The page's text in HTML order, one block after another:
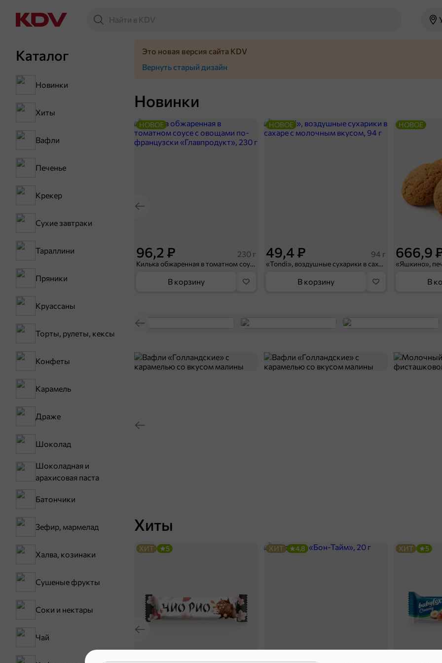
Каталог
Новинки
Хиты
Вафли
Печенье
Крекер
Сухие завтраки
Тараллини
Пряники
Круассаны
Торты, рулеты, кексы
Конфеты
Карамель
Драже
Шоколад
Шоколадная и
арахисовая паста
Батончики
Зефир, мармелад
Халва, козинаки
Сушеные фрукты
Соки и нектары
Чай
Новинки
96,2 ₽ 230 г
Килька обжаренная в томатном соусе с овощами по-французски «Главпродукт», 230 г
НОВОЕ
В корзину
49,4 ₽ 94 г
«Tondi», воздушные сухарики в сахаре с молочным вкусом, 94 г
НОВОЕ
В корзину
666,9
НОВОЕ
В
Хиты
ХИТ 5 ХИТ 4,8 ХИТ 5
Это новая версия сайта KDV
Вернуть старый дизайн